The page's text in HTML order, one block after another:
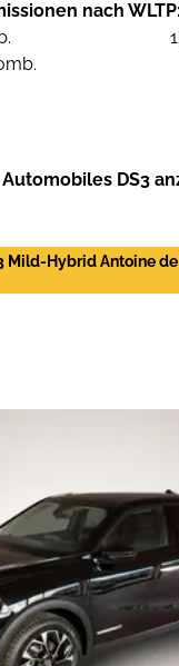
nach WLTP:
Automobiles DS3
Mild-Hybrid Antoine